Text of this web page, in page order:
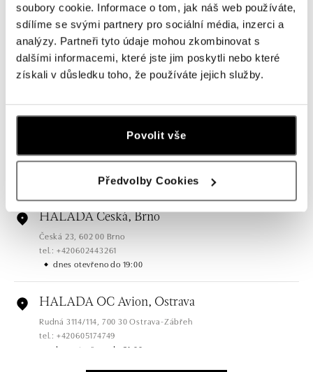
soubory cookie. Informace o tom, jak náš web používáte,
sdílíme se svými partnery pro sociální média, inzerci a
analýzy. Partneři tyto údaje mohou zkombinovat s
dalšími informacemi, které jste jim poskytli nebo které
získali v důsledku toho, že používáte jejich služby.
Povolit vše
Předvolby Cookies
Všechny Česko Slovensko
HALADA Pařížská, Praha
Pařížská 7, 110 00 Praha 1
tel.: +420724986111
HALADA Na Příkopě, Praha
tel.: +420608028615
dnes otevřeno do 19:00
HALADA Česká, Brno
Česká 23, 602 00 Brno
tel.: +420602443261
dnes otevřeno do 19:00
HALADA OC Avion, Ostrava
Rudná 3114/114, 700 30 Ostrava-Zábřeh
tel.: +420605174749
dnes otevřeno do 21:00